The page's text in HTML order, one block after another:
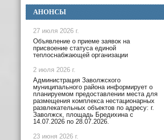
АНОНСЫ
27 июля 2026 г.
Объявление о приеме заявок на
присвоение статуса единой
теплоснабжающей организации
2 июля 2026 г.
Администрация Заволжского
муниципального района информирует о
планируемом предоставлении места для
размещения комплекса нестационарных
развлекательных объектов по адресу: г.
Заволжск, площадь Бредихина с
14.07.2026 по 28.07.2026.
23 июня 2026 г.